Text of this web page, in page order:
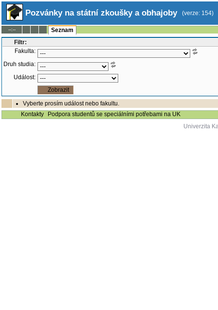
Pozvánky na státní zkoušky a obhajoby (verze: 154)
--:--
Seznam
Filtr:
Fakulta:
Druh studia:
Událost:
Vyberte prosím událost nebo fakultu.
Kontakty
Podpora studentů se speciálními potřebami na UK
Univerzita